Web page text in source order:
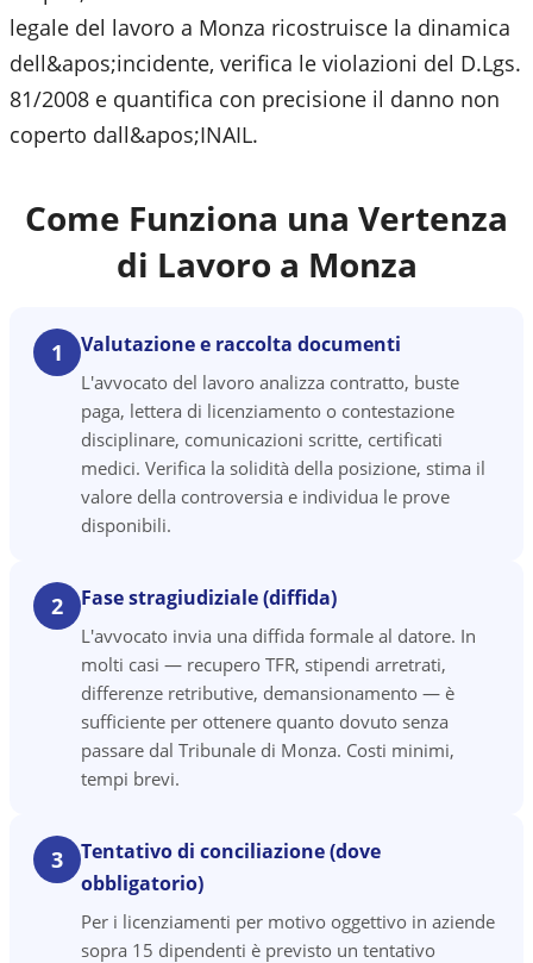
legale del lavoro a Monza ricostruisce la dinamica
dell&apos;incidente, verifica le violazioni del D.Lgs.
81/2008 e quantifica con precisione il danno non
coperto dall&apos;INAIL.
Come Funziona una Vertenza
di Lavoro a Monza
1 Valutazione e raccolta documenti
L'avvocato del lavoro analizza contratto, buste
paga, lettera di licenziamento o contestazione
disciplinare, comunicazioni scritte, certificati
medici. Verifica la solidità della posizione, stima il
valore della controversia e individua le prove
disponibili.
2 Fase stragiudiziale (diffida)
L'avvocato invia una diffida formale al datore. In
molti casi — recupero TFR, stipendi arretrati,
differenze retributive, demansionamento — è
sufficiente per ottenere quanto dovuto senza
passare dal Tribunale di Monza. Costi minimi,
tempi brevi.
3
Tentativo di conciliazione (dove
obbligatorio)
Per i licenziamenti per motivo oggettivo in aziende
sopra 15 dipendenti è previsto un tentativo